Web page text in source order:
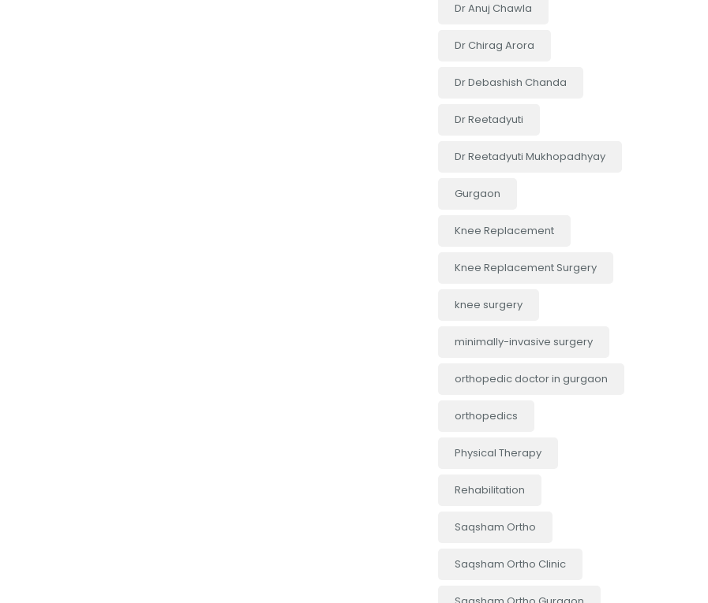
Dr Anuj Chawla
Dr Chirag Arora
Dr Debashish Chanda
Dr Reetadyuti
Dr Reetadyuti Mukhopadhyay
Gurgaon
Knee Replacement
Knee Replacement Surgery
knee surgery
minimally-invasive surgery
orthopedic doctor in gurgaon
orthopedics
Physical Therapy
Rehabilitation
Saqsham Ortho
Saqsham Ortho Clinic